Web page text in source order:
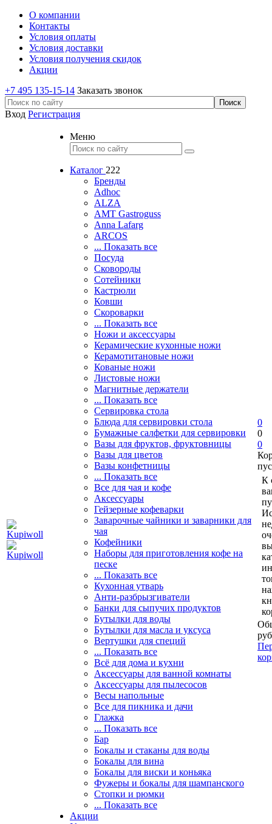
О компании
Контакты
Условия оплаты
Условия доставки
Условия получения скидок
Акции
+7 495 135-15-14 Заказать звонок
Вход Регистрация
Меню
Каталог 222
Бренды
Adhoc
ALZA
AMT Gastroguss
Anna Lafarg
ARCOS
... Показать все
Посуда
Сковороды
Сотейники
Кастрюли
Ковши
Скороварки
... Показать все
Ножи и аксессуары
Керамические кухонные ножи
Керамотитановые ножи
Кованые ножи
Листовые ножи
Магнитные держатели
... Показать все
Сервировка стола
Блюда для сервировки стола
Бумажные салфетки для сервировки
Вазы для фруктов, фруктовницы
Вазы для цветов
Вазы конфетницы
... Показать все
Все для чая и кофе
Аксессуары
Гейзерные кофеварки
Заварочные чайники и заварники для
чая
Кофейники
Наборы для приготовления кофе на
песке
... Показать все
Кухонная утварь
Анти-разбрызгиватели
Банки для сыпучих продуктов
Бутылки для воды
Бутылки для масла и уксуса
Вертушки для специй
... Показать все
Всё для дома и кухни
Аксессуары для ванной комнаты
Аксессуары для пылесосов
Весы напольные
Все для пикника и дачи
Глажка
... Показать все
Бар
Бокалы и стаканы для воды
Бокалы для вина
Бокалы для виски и коньяка
Фужеры и бокалы для шампанского
Стопки и рюмки
... Показать все
Акции
0
0
0
К